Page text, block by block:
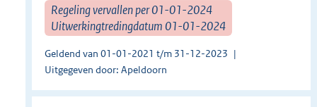
Regeling vervallen per 01-01-2024
Uitwerkingtredingdatum 01-01-2024
Geldend van 01-01-2021 t/m 31-12-2023
Uitgegeven door: Apeldoorn